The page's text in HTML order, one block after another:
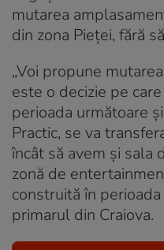
mutarea
din zona Pieței, fără
„Voi propune
este o decizie pe
perioada următoare
Practic, se va
încât să avem și sala
zonă de
construită în perioada
primarul din Craiova.